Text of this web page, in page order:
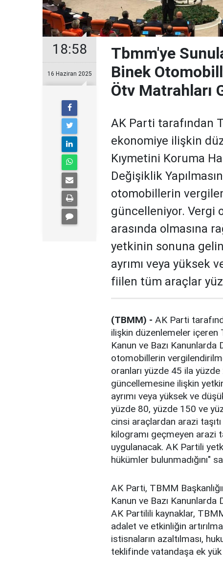
18:58
16 Haziran 2025
Tbmm'ye
Binek
Ötv Matrahları
AK Parti tarafından
ekonomiye ilişkin
Kıymetini Koruma
Değişiklik
otomobillerin
güncelleniyor. Vergi
arasında olmasına
yetkinin sonuna
ayrımı veya yüksek
fiilen tüm araçlar
(TBMM) - AK Parti
ilişkin düzenlemeler içeren
Kanun ve Bazı Kanunlarda
otomobillerin
oranları yüzde 45 ila
güncellemesine ilişkin
ayrımı veya yüksek ve
yüzde 80, yüzde 150 ve
cinsi araçlardan arazi
kilogramı geçmeyen arazi
uygulanacak. AK Partili
hükümler bulunmadığını"
AK Parti, TBMM
Kanun ve Bazı Kanunlarda
AK Partilili kaynaklar,
adalet ve etkinliğin
istisnaların azaltılması,
teklifinde vatandaşa ek yük